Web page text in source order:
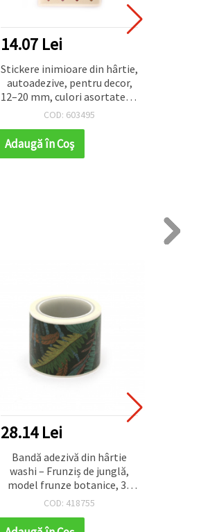
14.07 Lei
Stickere inimioare din hârtie,
autoadezive, pentru decor,
12–20 mm, culori asortate cu
efect sidefat – 39 buc.
COD: 603495
Adaugă în Coş
28.14 Lei
Bandă adezivă din hârtie
washi – Frunziș de junglă,
model frunze botanice, 30
mm x 5 m, verde/albastru pe
COD: 418755